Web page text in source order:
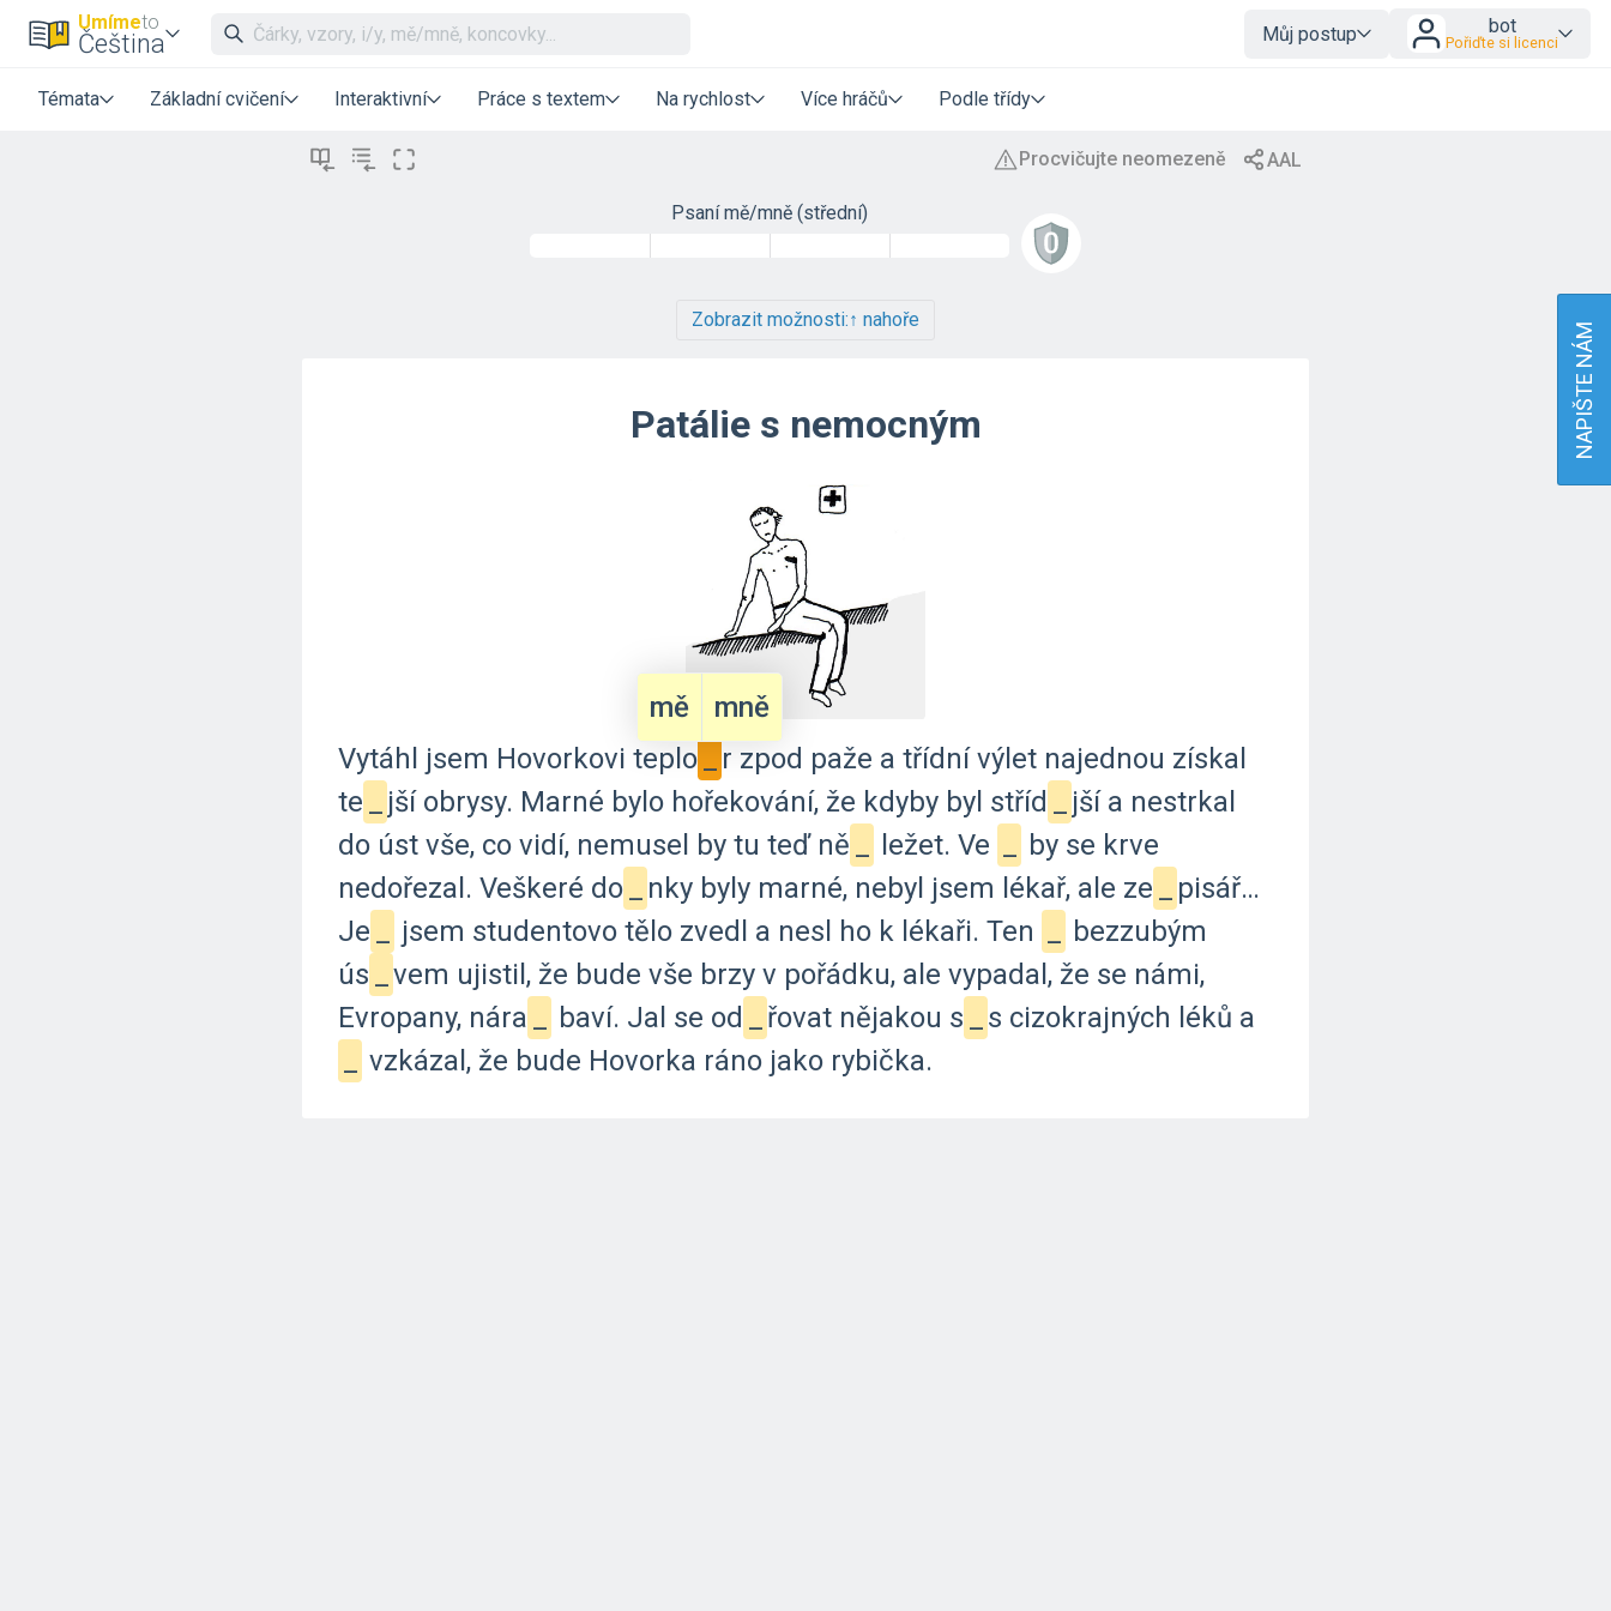
Umímeto
Čeština Můj postup bot
Pořiďte si licenci
Témata Základní cvičení Interaktivní Práce s textem Na rychlost Více hráčů Podle třídy
Psaní mě/mně (střední)
Zobrazit možnosti:↑ nahoře
Patálie s nemocným
Vytáhl jsem Hovorkovi teplo
mě
mně
r zpod paže a třídní výlet najednou získal
te
jší obrysy. Marné bylo hořekování, že kdyby byl stříd jší a nestrkal
do úst vše, co vidí, nemusel by tu teď ně ležet. Ve by se krve
nedořezal. Veškeré do nky byly marné, nebyl jsem lékař, ale ze
pisář…
Je
jsem studentovo tělo zvedl a nesl ho k lékaři. Ten
bezzubým
ús
vem ujistil, že bude vše brzy v pořádku, ale vypadal, že se námi,
Evropany, nára baví. Jal se od řovat nějakou s s cizokrajných léků a
vzkázal, že bude Hovorka ráno jako rybička.
NAPIŠTE NÁM